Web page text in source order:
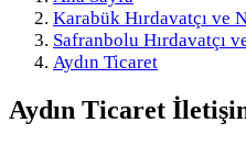
Karabük Hırdavatçı ve
Safranbolu Hırdavatçı
Aydın Ticaret
Aydın Ticaret